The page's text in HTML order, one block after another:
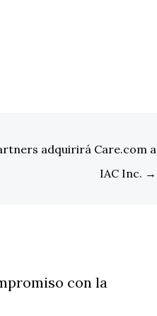
adquirirá Care.com a
IAC Inc. →
con la